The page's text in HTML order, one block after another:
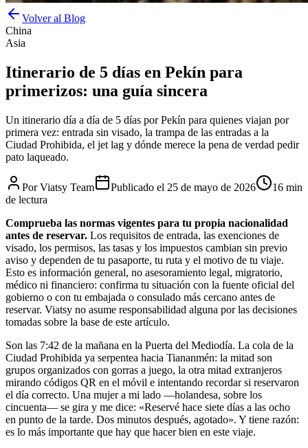
Volver al Blog
China
Asia
Itinerario de 5 días en Pekín para
primerizos: una guía sincera
Un itinerario día a día de 5 días por Pekín para quienes viajan por
primera vez: entrada sin visado, la trampa de las entradas a la
Ciudad Prohibida, el jet lag y dónde merece la pena de verdad pedir
pato laqueado.
Por Viatsy Team Publicado el 25 de mayo de 2026
16 min
de lectura
Comprueba las normas vigentes para tu propia nacionalidad
antes de reservar. Los requisitos de entrada, las exenciones de
visado, los permisos, las tasas y los impuestos cambian sin previo
aviso y dependen de tu pasaporte, tu ruta y el motivo de tu viaje.
Esto es información general, no asesoramiento legal, migratorio,
médico ni financiero: confirma tu situación con la fuente oficial del
gobierno o con tu embajada o consulado más cercano antes de
reservar. Viatsy no asume responsabilidad alguna por las decisiones
tomadas sobre la base de este artículo.
Son las 7:42 de la mañana en la Puerta del Mediodía. La cola de la
Ciudad Prohibida ya serpentea hacia Tiananmén: la mitad son
grupos organizados con gorras a juego, la otra mitad extranjeros
mirando códigos QR en el móvil e intentando recordar si reservaron
el día correcto. Una mujer a mi lado —holandesa, sobre los
cincuenta— se gira y me dice: «Reservé hace siete días a las ocho
en punto de la tarde. Dos minutos después, agotado». Y tiene razón:
es lo más importante que hay que hacer bien en este viaje.